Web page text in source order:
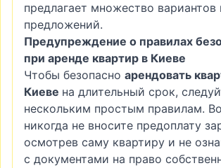
предлагает множество вариантов
предложений.
Предупреждение о правилах
при аренде квартир в Киеве
Чтобы безопасно арендовать
Киеве на длительный срок,
нескольким простым правилам.
никогда не вносите предоплату
осмотрев саму квартиру и не
с документами на право